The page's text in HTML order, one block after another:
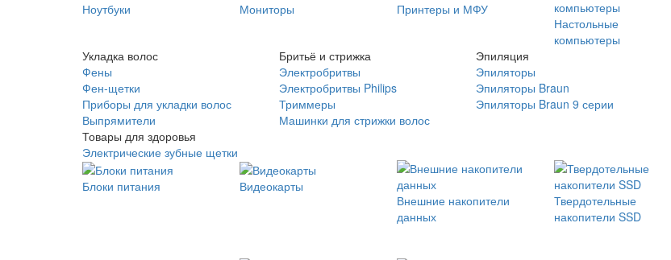
Ноутбуки Мониторы
Принтеры и МФУ
Настольные
компьютеры
Укладка волос
Фены
Фен-щетки
Приборы для укладки волос
Выпрямители
Товары для здоровья
Электрические зубные щетки
Бритьё и стрижка
Электробритвы
Электробритвы Philips
Триммеры
Машинки для стрижки волос
Эпиляция
Эпиляторы
Эпиляторы Braun
Эпиляторы Braun 9 серии
Блоки питания
Видеокарты
Внешние накопители
данных
Твердотельные
накопители SSD